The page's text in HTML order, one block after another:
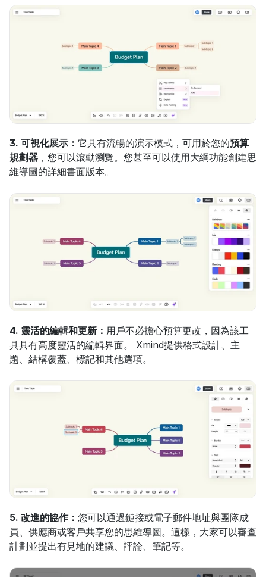
3. 可視化展示： 它具有流暢的演示模式，可用於您的預算
規劃器 ，您可以滾動瀏覽。您甚至可以使用大綱功能創建思
維導圖的詳細書面版本。
4. 靈活的編輯和更新： 用戶不必擔心預算更改，因為該工
具具有高度靈活的編輯界面。 Xmind提供格式設計、主
題、結構覆蓋、標記和其他選項。
5. 改進的協作： 您可以通過鏈接或電子郵件地址與團隊成
員、供應商或客戶共享您的思維導圖。這樣，大家可以審查
計劃並提出有見地的建議、評論、筆記等。